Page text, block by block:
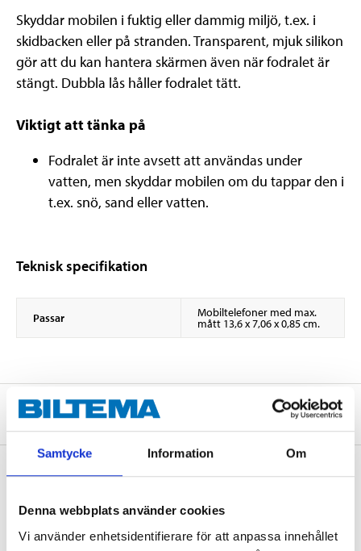
Samtycke Information Om
Denna webbplats använder cookies
Vi använder enhetsidentifierare för att anpassa innehållet
Skyddar mobilen i fuktig eller dammig miljö, t.ex. i
skidbacken eller på stranden. Transparent, mjuk silikon
gör att du kan hantera skärmen även när fodralet är
stängt. Dubbla lås håller fodralet tätt.
Viktigt att tänka på
Fodralet är inte avsett att användas under
vatten, men skyddar mobilen om du tappar den i
t.ex. snö, sand eller vatten.
Teknisk specifikation
Passar Mobiltelefoner med max.
mått 13,6 x 7,06 x 0,85 cm.
Om tillverkaren
Köp & Hämta
Köp & Hämta i ditt varuhus inom 2 timmar! För mer information om